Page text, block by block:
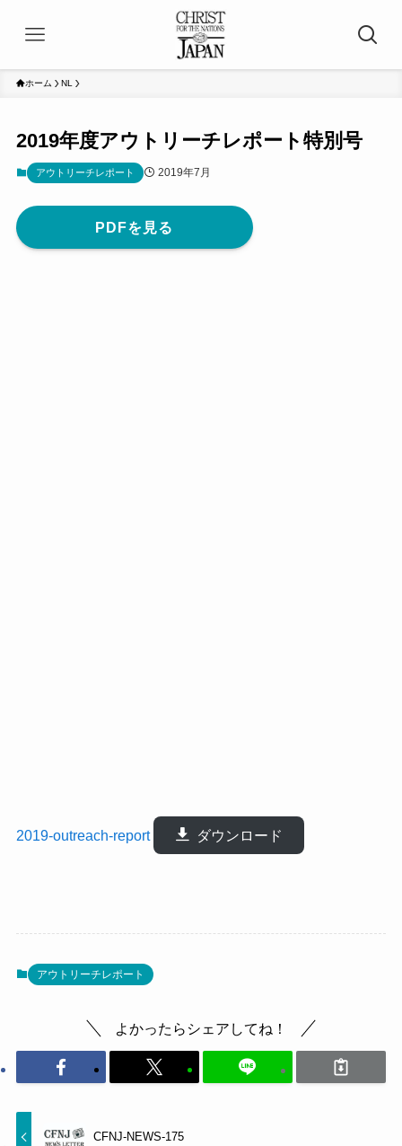
ホーム NL
2019年度アウトリーチレポート特別号
アウトリーチレポート 2019年7月
PDFを見る
2019-outreach-report ダウンロード
アウトリーチレポート
よかったらシェアしてね！
CFNJ-NEWS-175